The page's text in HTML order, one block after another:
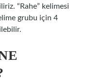
“Rahe” kelimesi
grubu için 4